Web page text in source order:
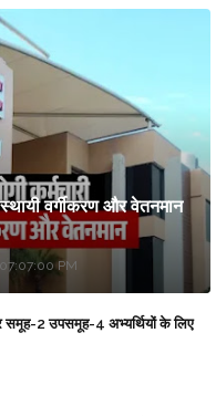
वर्गीकरण और वेतनमान
PM
2 उपसमूह-4 अभ्यर्थियों के लिए